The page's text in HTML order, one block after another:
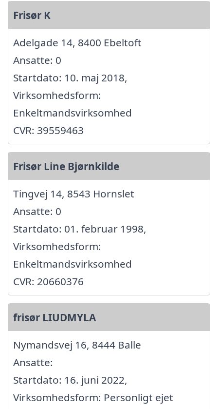
Frisør K
Adelgade 14, 8400 Ebeltoft
Ansatte: 0
Startdato: 10. maj 2018,
Virksomhedsform:
Enkeltmandsvirksomhed
CVR: 39559463
Frisør Line Bjørnkilde
Tingvej 14, 8543 Hornslet
Ansatte: 0
Startdato: 01. februar 1998,
Virksomhedsform:
Enkeltmandsvirksomhed
CVR: 20660376
frisør LIUDMYLA
Nymandsvej 16, 8444 Balle
Ansatte:
Startdato: 16. juni 2022,
Virksomhedsform: Personligt ejet